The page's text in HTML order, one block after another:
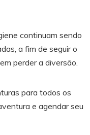
continuam sendo
a fim de seguir o
perder a diversão.
para todos os
e agendar seu